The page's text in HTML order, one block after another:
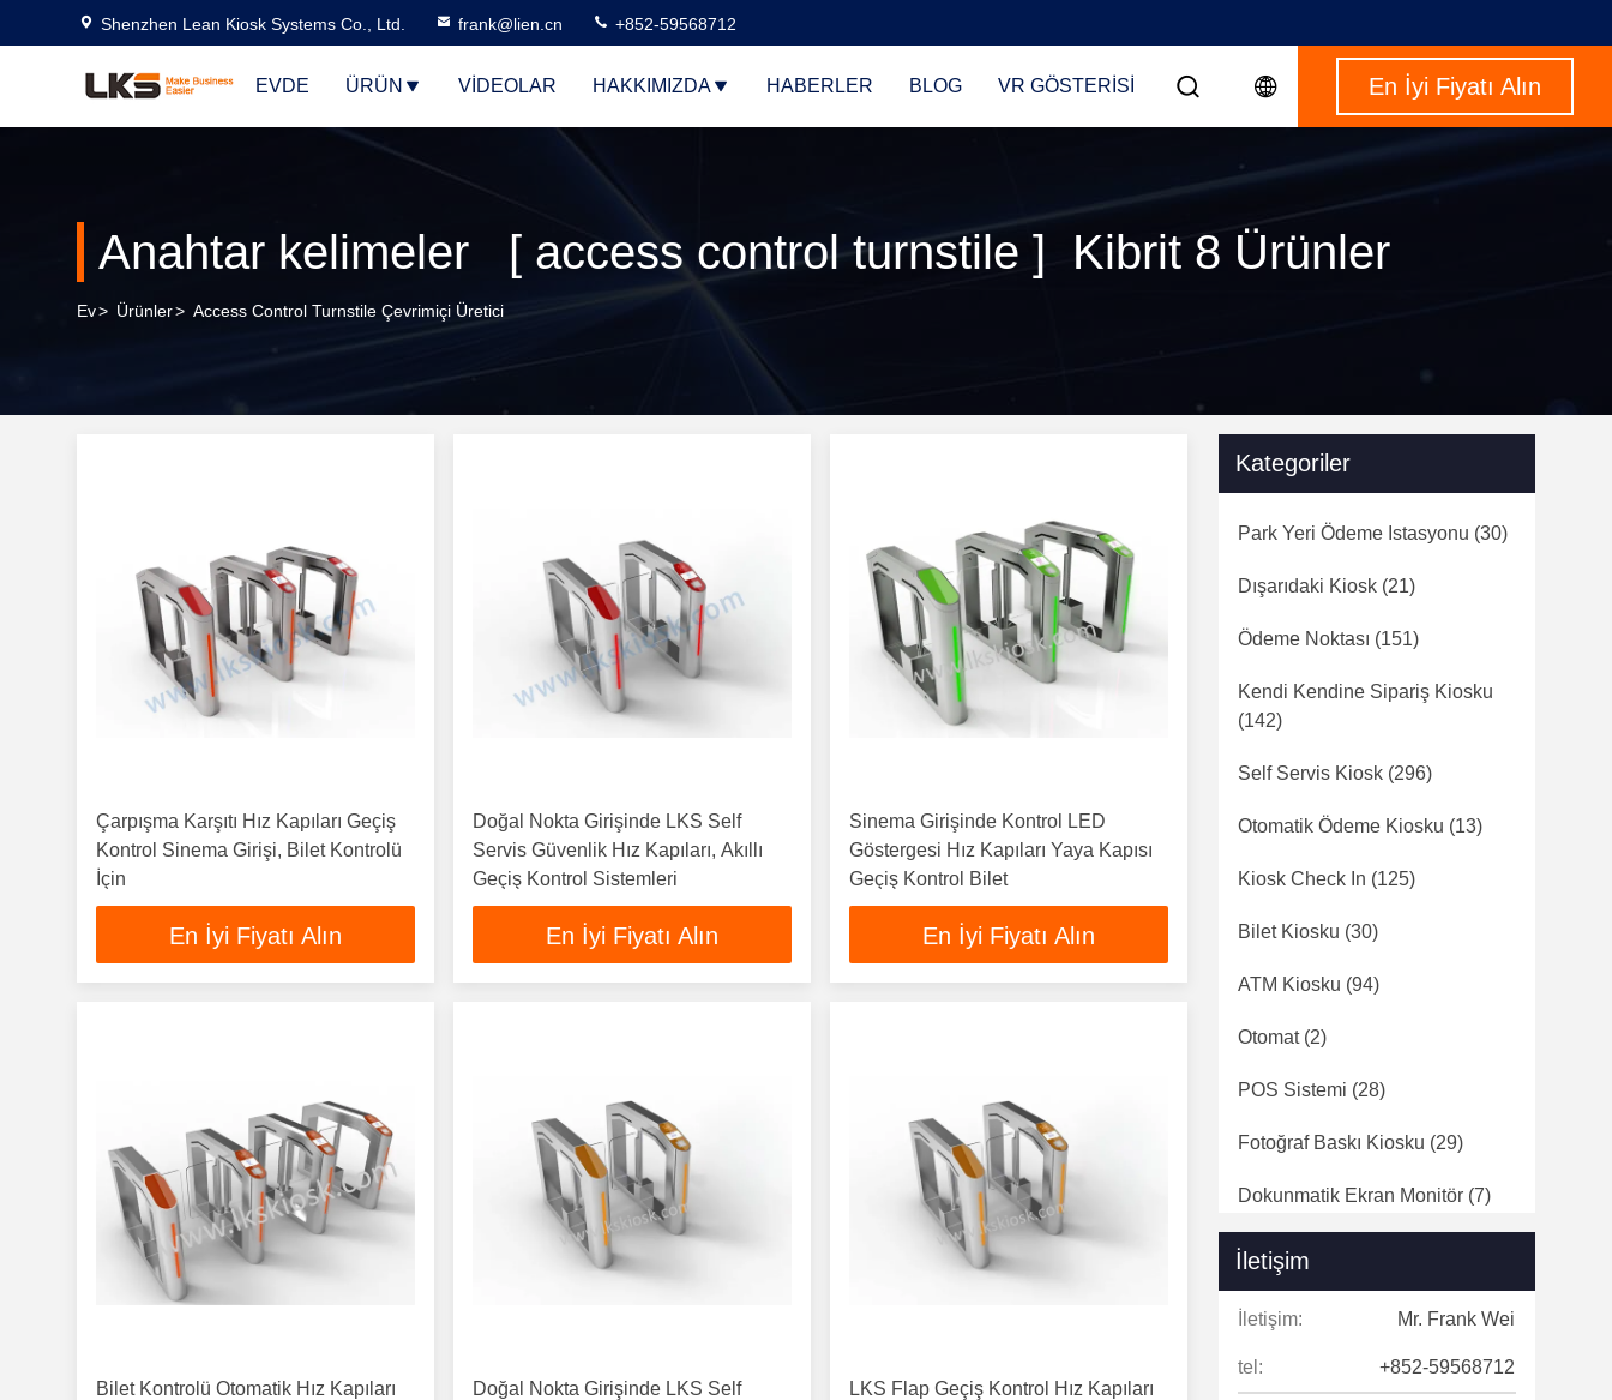
Shenzhen Lean Kiosk Systems Co., Ltd. frank@lien.cn +852-59568712
EVDE ÜRÜN VIDEOLAR HAKKIMIZDA HABERLER BLOG VR GÖSTERISI En İyi Fiyatı Alın
Anahtar kelimeler [ access control turnstile ] Kibrit 8 Ürünler
Ev> Ürünler> Access Control Turnstile Çevrimiçi Üretici
Çarpışma Karşıtı Hız Kapıları Geçiş
Kontrol Sinema Girişi, Bilet Kontrolü
İçin
En İyi Fiyatı Alın
Doğal Nokta Girişinde LKS Self
Servis Güvenlik Hız Kapıları, Akıllı
Geçiş Kontrol Sistemleri
En İyi Fiyatı Alın
Sinema Girişinde Kontrol LED
Göstergesi Hız Kapıları Yaya Kapısı
Geçiş Kontrol Bilet
En İyi Fiyatı Alın
Bilet Kontrolü Otomatik Hız Kapıları
Doğal Nokta Girişinde LKS Self
LKS Flap Geçiş Kontrol Hız Kapıları
Kategoriler
Park Yeri Ödeme Istasyonu (30)
Dışarıdaki Kiosk (21)
Ödeme Noktası (151)
Kendi Kendine Sipariş Kiosku
(142)
Self Servis Kiosk (296)
Otomatik Ödeme Kiosku (13)
Kiosk Check In (125)
Bilet Kiosku (30)
ATM Kiosku (94)
Otomat(2)
POS Sistemi (28)
Fotoğraf Baskı Kiosku (29)
Dokunmatik Ekran Monitör (7)
Dijital Sinyal
İletişim
İletişim: Mr. Frank Wei
tel: +852-59568712